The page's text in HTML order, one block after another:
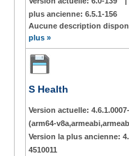
plus ancienne: 6.5.1-156
Aucune description
plus »
S Health
Version actuelle:
(arm64-
Version la plus ancienne:
4510011